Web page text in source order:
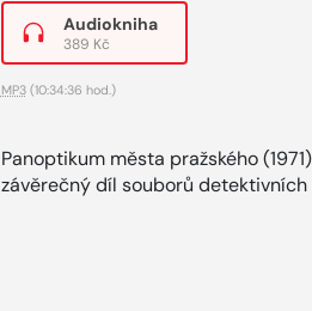
Audiokniha
389 Kč
MP3(10:34:36 hod.)
Panoptikum města pražského
závěrečný díl souborů detektivních